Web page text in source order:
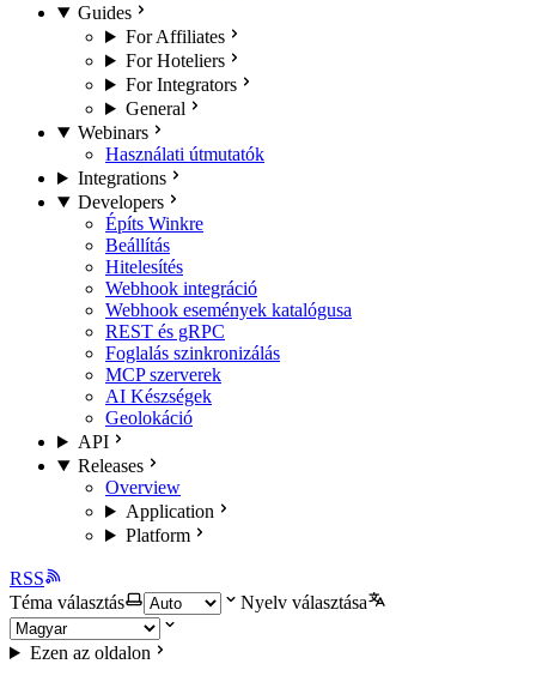
Guides
For Affiliates
For Hoteliers
For Integrators
General
Webinars
Használati útmutatók
Integrations
Developers
Építs Winkre
Beállítás
Hitelesítés
Webhook integráció
Webhook események katalógusa
REST és gRPC
Foglalás szinkronizálás
MCP szerverek
AI Készségek
Geolokáció
API
Releases
Overview
Application
Platform
RSS
Téma választás
Nyelv választása
Ezen az oldalon